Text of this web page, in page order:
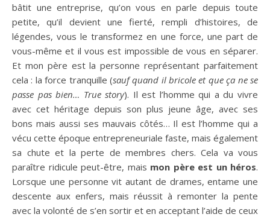
bâtit une entreprise, qu’on vous en parle depuis toute
petite, qu’il devient une fierté, rempli d’histoires, de
légendes, vous le transformez en une force, une part de
vous-même et il vous est impossible de vous en séparer.
Et mon père est la personne représentant parfaitement
cela : la force tranquille (sauf quand il bricole et que ça ne se
passe pas bien… True story). Il est l’homme qui a du vivre
avec cet héritage depuis son plus jeune âge, avec ses
bons mais aussi ses mauvais côtés… Il est l’homme qui a
vécu cette époque entrepreneuriale faste, mais également
sa chute et la perte de membres chers. Cela va vous
paraître ridicule peut-être, mais mon père est un héros.
Lorsque une personne vit autant de drames, entame une
descente aux enfers, mais réussit à remonter la pente
avec la volonté de s’en sortir et en acceptant l’aide de ceux